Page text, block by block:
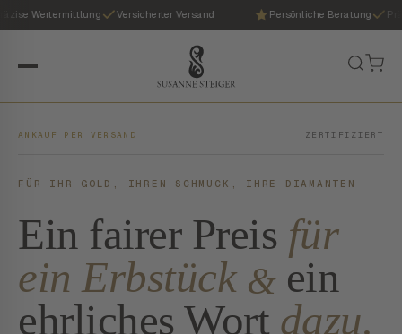
Wertermittlung Versicherter Versand Persönliche Beratung
ANKAUF PER VERSAND ZERTIFIZIERT
FÜR IHR GOLD, IHREN SCHMUCK, IHRE DIAMANTEN
Ein fairer Preis für
ein Erbstück &ein
ehrliches Wort dazu.